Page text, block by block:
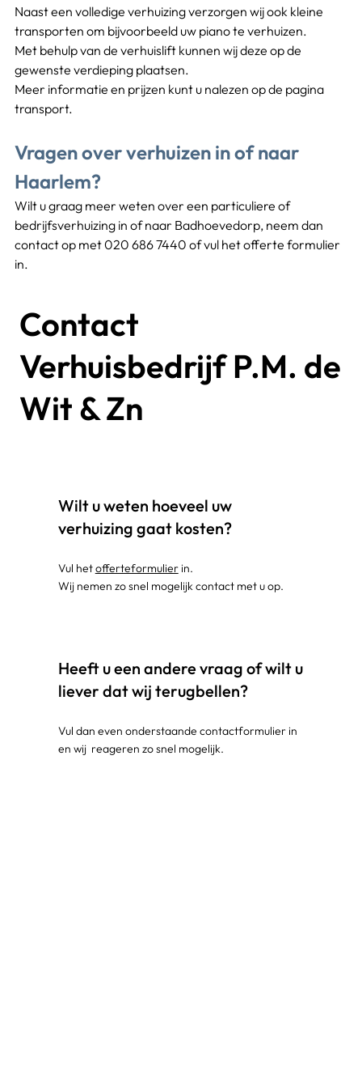
Naast een volledige verhuizing verzorgen wij ook kleine
transporten om bijvoorbeeld uw piano te verhuizen.
Met behulp van de verhuislift kunnen wij deze op de
gewenste verdieping plaatsen.
Meer informatie en prijzen kunt u nalezen op de pagina
transport.
Vragen over verhuizen in of naar
Haarlem?
Wilt u graag meer weten over een particuliere of
bedrijfsverhuizing in of naar Badhoevedorp, neem dan
contact op met 020 686 7440 of vul het offerte formulier
in.
Wilt u weten hoeveel uw
verhuizing gaat kosten?
Vul hetofferteformulierin.
Wij nemen zo snel mogelijk contact met u op.
Heeft u een andere vraag of wilt u
liever dat wij terugbellen?
Vul dan even onderstaande contactformulier in
en wij reageren zo snel mogelijk.
Contact
Verhuisbedrijf P.M. de
Wit & Zn